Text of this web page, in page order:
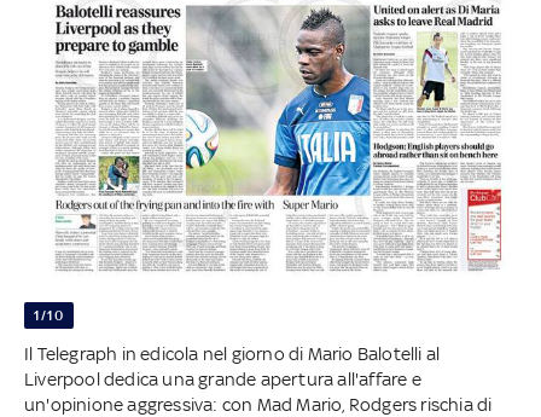
1/10
Il Telegraph in edicola nel giorno di Mario Balotelli al
Liverpool dedica una grande apertura all'affare e
un'opinione aggressiva: con Mad Mario, Rodgers rischia di